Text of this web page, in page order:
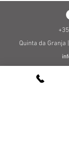
Quinta da Granja |